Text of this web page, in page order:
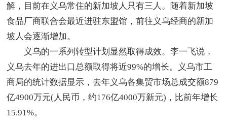
解，目前在义乌常住的新加坡人只有三人。随着新加坡
食品厂商联合会最近进驻东盟馆，前往义乌经商的新加
坡人会逐渐增加。
义乌的一系列转型计划显然取得成效。李一飞说，
义乌去年的进出口总额取得将近99%的增长。义乌市工
商局的统计数据显示，去年义乌各集贸市场总成交额879
亿4900万元(人民币，约176亿4000万新元)，比前年增长
15.91%。